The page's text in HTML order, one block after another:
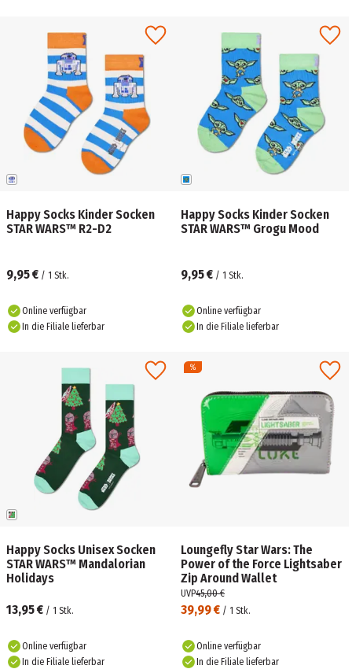
Happy Socks Kinder Socken
STAR WARS™ R2-D2
9,95 € / 1 Stk.
Online verfügbar
In die Filiale lieferbar
Happy Socks Kinder Socken
STAR WARS™ Grogu Mood
9,95 € / 1 Stk.
Online verfügbar
In die Filiale lieferbar
Happy Socks Unisex Socken
STAR WARS™ Mandalorian
Holidays
13,95 € / 1 Stk.
Online verfügbar
In die Filiale lieferbar
Loungefly Star Wars: The
Power of the Force Lightsaber
Zip Around Wallet
39,99 € / 1 Stk.
UVP45,00 €
Online verfügbar
In die Filiale lieferbar